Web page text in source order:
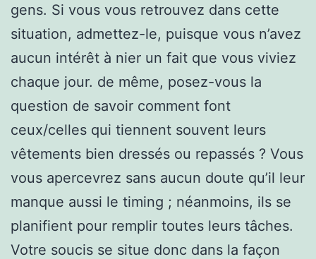
gens. Si vous vous retrouvez dans cette
situation, admettez-le, puisque vous n’avez
aucun intérêt à nier un fait que vous viviez
chaque jour. de même, posez-vous la
question de savoir comment font
ceux/celles qui tiennent souvent leurs
vêtements bien dressés ou repassés ? Vous
vous apercevrez sans aucun doute qu’il leur
manque aussi le timing ; néanmoins, ils se
planifient pour remplir toutes leurs tâches.
Votre soucis se situe donc dans la façon